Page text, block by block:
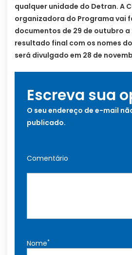
qualquer unidade do Detran. A
organizadora do Programa vai
documentos de 29 de outubro a
resultado final com os nomes
será divulgado em 28 de
Escreva sua
O seu endereço de e-mail
publicado.
Comentário
Nome*